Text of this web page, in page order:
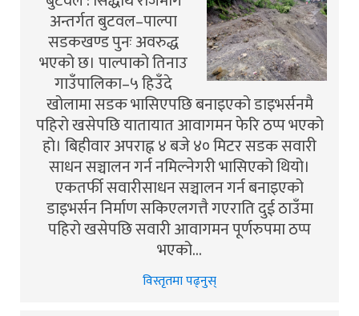
अन्तर्गत बुटवल–पाल्पा
सडकखण्ड पुनः अवरुद्ध
भएको छ। पाल्पाको तिनाउ
गाउँपालिका–५ हिउँदे
खोलामा सडक भासिएपछि बनाइएको डाइभर्सनमै
पहिरो खसेपछि यातायात आवागमन फेरि ठप्प भएको
हो। बिहीवार अपराह्न ४ बजे ४० मिटर सडक सवारी
साधन सञ्चालन गर्न नमिल्नेगरी भासिएको थियो।
एकतर्फी सवारीसाधन सञ्चालन गर्न बनाइएको
डाइभर्सन निर्माण सकिएलगत्तै गएराति दुई ठाउँमा
पहिरो खसेपछि सवारी आवागमन पूर्णरुपमा ठप्प
भएको…
विस्तृतमा पढ्नुस्